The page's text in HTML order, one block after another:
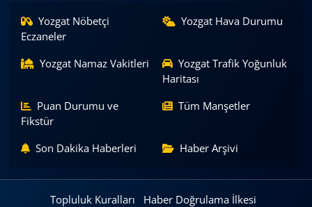
Yozgat Nöbetçi
Eczaneler
Yozgat Hava Durumu
Yozgat Namaz Vakitleri
Yozgat Trafik Yoğunluk
Haritası
Puan Durumu ve
Fikstür
Tüm Manşetler
Son Dakika Haberleri Haber Arşivi
Topluluk Kuralları
Haber Doğrulama İlkesi